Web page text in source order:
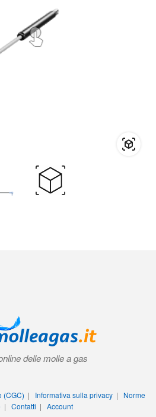
delle molle a gas
(CGC) | Informativa sulla privacy | Norme
| Contatti | Account